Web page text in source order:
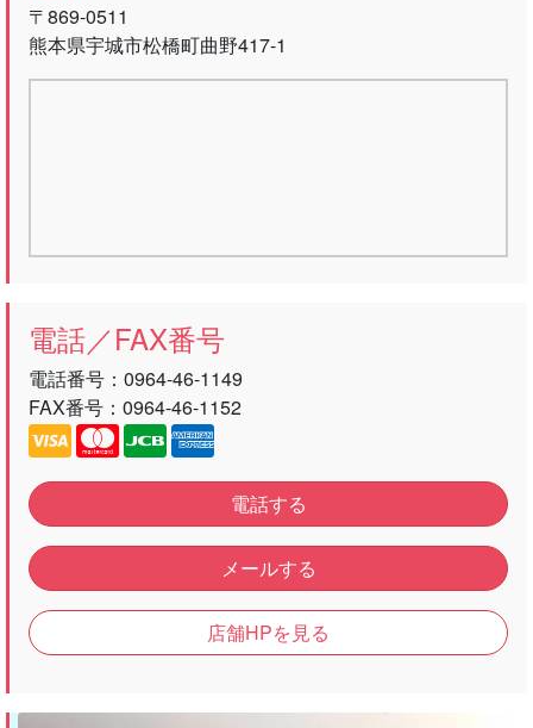
〒869-0511
熊本県宇城市松橋町曲野417-1
電話／FAX番号
電話番号： 0964-46-1149
FAX番号：0964-46-1152
電話する
メールする
店舗HPを見る